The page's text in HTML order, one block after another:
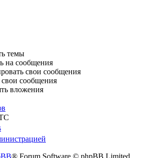
темы
на сообщения
свои сообщения
свои сообщения
вложения
инистрацией
® Forum Software © phpBB Limited